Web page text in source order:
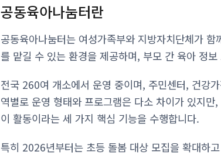
공동육아나눔터란
공동육아나눔터는 여성가족부와 지방자치단체가
를 맡길 수 있는 환경을 제공하며, 부모 간 육아 정
전국 260여 개소에서 운영 중이며, 주민센터, 건강
역별로 운영 형태와 프로그램은 다소 차이가 있지
이 활동이라는 세 가지 핵심 기능을 수행합니다.
특히 2026년부터는 초등 돌봄 대상 모집을 확대하